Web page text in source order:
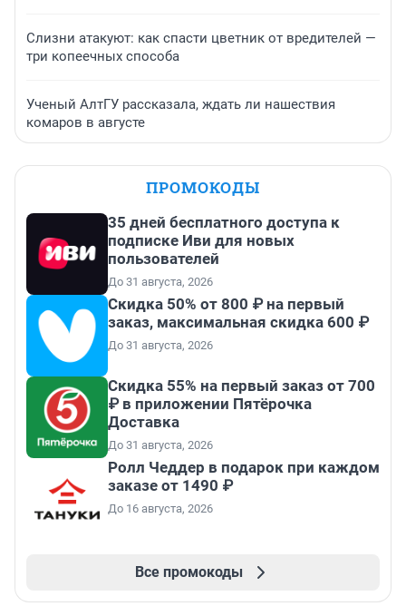
Слизни атакуют: как спасти цветник от вредителей —
три копеечных способа
Ученый АлтГУ рассказала, ждать ли нашествия
комаров в августе
ПРОМОКОДЫ
35 дней бесплатного доступа к
подписке Иви для новых
пользователей
До 31 августа, 2026
Скидка 50% от 800 ₽ на первый
заказ, максимальная скидка 600 ₽
До 31 августа, 2026
Скидка 55% на первый заказ от 700
₽ в приложении Пятёрочка
Доставка
До 31 августа, 2026
Ролл Чеддер в подарок при каждом
заказе от 1490 ₽
До 16 августа, 2026
Все промокоды